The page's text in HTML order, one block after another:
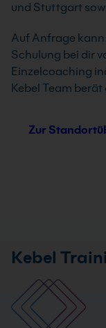
und Stuttgart
Auf Anfrage
Schulung bei dir
Einzelcoaching
Kebel Team berät
Zur
Kebel